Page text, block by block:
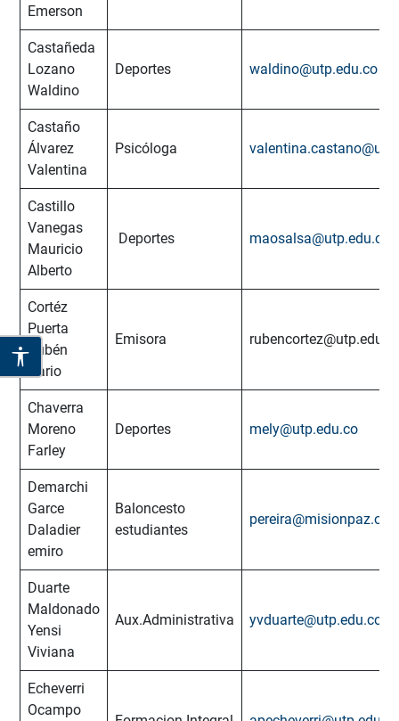
Emerson
Castañeda
Lozano
Waldino
Deportes waldino@utp.edu.co
Castaño
Álvarez
Valentina
Psicóloga
Castillo
Vanegas
Mauricio
Alberto
Deportes maosalsa@utp.edu.co
Cortéz
Puerta
Rubén
Dario
Emisora
Chaverra
Moreno
Farley
Deportes mely@utp.edu.co
Demarchi
Garce
Daladier
emiro
Baloncesto
estudiantes
pereira@misionpaz.org
Duarte
Maldonado
Yensi
Viviana
Aux.Administrativa yvduarte@utp.edu.co
Echeverri
Ocampo